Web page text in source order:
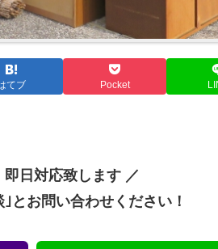
てブ Pocket
即日対応致します ／
｣とお問い合わせください！